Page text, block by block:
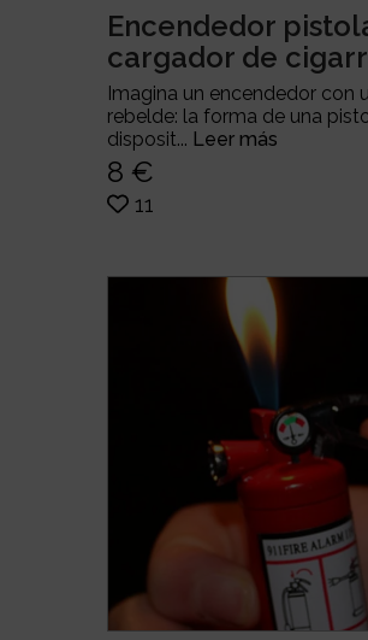
Encendedor
cargador de
Imagina un encendedor con
rebelde: la forma de una
disposit... Leer más
8 €
11